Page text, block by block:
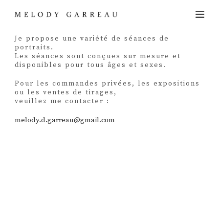
Je propose une variété de séances de
portraits.
Les séances sont conçues sur mesure et
disponibles pour tous âges et sexes.
Pour les commandes privées, les expositions
ou les ventes de tirages,
veuillez me contacter :
melody.d.garreau@gmail.com